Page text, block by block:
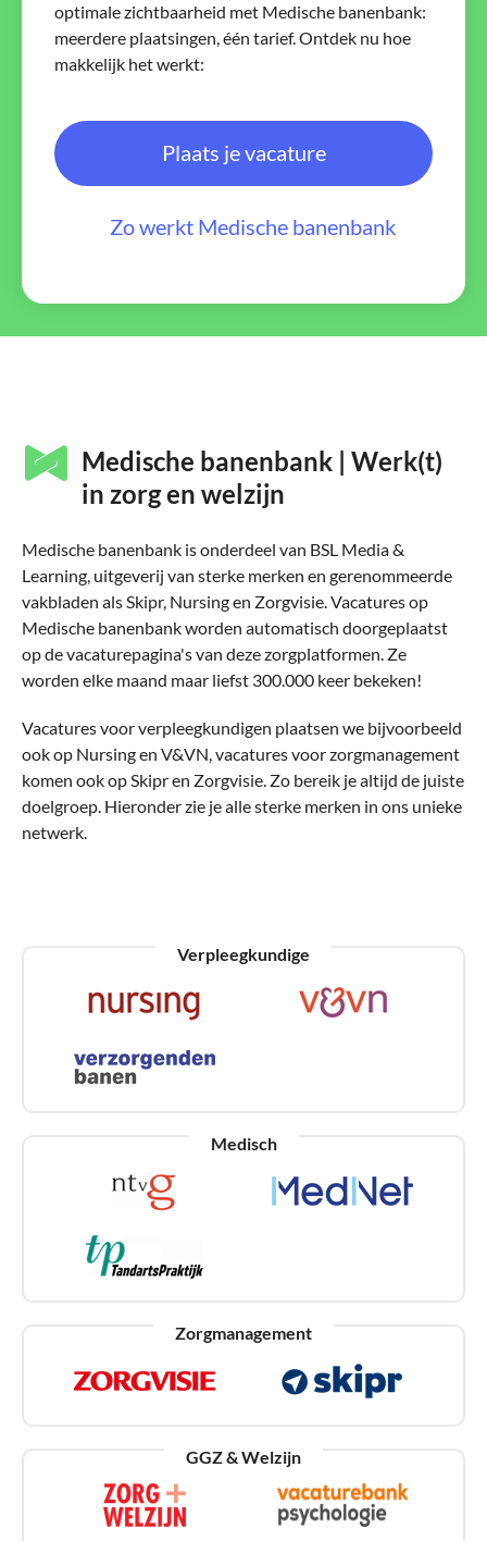
optimale zichtbaarheid met Medische banenbank:
meerdere plaatsingen, één tarief. Ontdek nu hoe
makkelijk het werkt:
Plaats je vacature
Zo werkt Medische banenbank
Medische banenbank | Werk(t)
in zorg en welzijn
Medische banenbank is onderdeel van BSL Media &
Learning, uitgeverij van sterke merken en gerenommeerde
vakbladen als Skipr, Nursing en Zorgvisie. Vacatures op
Medische banenbank worden automatisch doorgeplaatst
op de vacaturepagina's van deze zorgplatformen. Ze
worden elke maand maar liefst 300.000 keer bekeken!
Vacatures voor verpleegkundigen plaatsen we bijvoorbeeld
ook op Nursing en V&VN, vacatures voor zorgmanagement
komen ook op Skipr en Zorgvisie. Zo bereik je altijd de juiste
doelgroep. Hieronder zie je alle sterke merken in ons unieke
netwerk.
Verpleegkundige
Medisch
Zorgmanagement
GGZ & Welzijn